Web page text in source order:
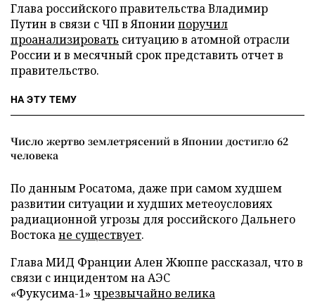
Глава российского правительства Владимир
Путин в связи с ЧП в Япониипоручил
проанализировать ситуацию в атомной отрасли
России и в месячный срок представить отчет в
правительство.
НА ЭТУ ТЕМУ
Число жертво землетрясений в Японии достигло 62
человека
По данным Росатома, даже при самом худшем
развитии ситуации и худших метеоусловиях
радиационной угрозы для российского Дальнего
Востокане существует.
Глава МИД Франции Ален Жюппе рассказал, что в
связи с инцидентом на АЭС
«Фукусима-1» чрезвычайно велика